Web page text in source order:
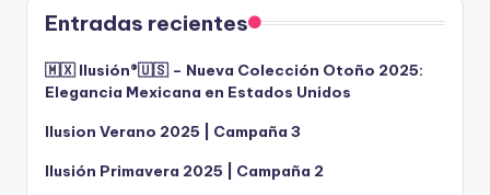
Entradas recientes
🇲🇽 Ilusión®️🇺🇸 – Nueva Colección Otoño 2025:
Elegancia Mexicana en Estados Unidos
Ilusion Verano 2025 | Campaña 3
Ilusión Primavera 2025 | Campaña 2